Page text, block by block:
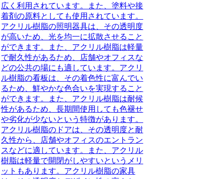
広く利用されています。また、塗料や接
着剤の原料としても使用されています。
アクリル樹脂の照明器具は、その透明度
が高いため、光を均一に拡散させること
ができます。また、アクリル樹脂は軽量
で耐久性があるため、店舗やオフィスな
どの公共の場にも適しています。アクリ
ル樹脂の看板は、その着色性に富んでい
るため、鮮やかな色合いを実現すること
ができます。また、アクリル樹脂は耐候
性があるため、長期間使用しても色褪せ
や劣化が少ないという特徴があります。
アクリル樹脂のドアは、その透明度と耐
久性から、店舗やオフィスのエントラン
スなどに適しています。また、アクリル
樹脂は軽量で開閉がしやすいというメリ
ットもあります。アクリル樹脂の家具